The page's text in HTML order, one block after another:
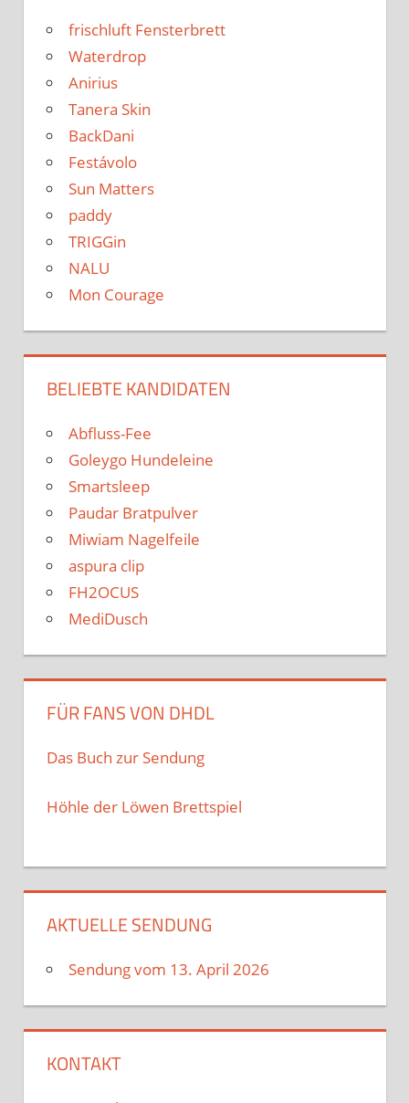
frischluft Fensterbrett
Waterdrop
Anirius
Tanera Skin
BackDani
Festávolo
Sun Matters
paddy
TRIGGin
NALU
Mon Courage
BELIEBTE KANDIDATEN
Abfluss-Fee
Goleygo Hundeleine
Smartsleep
Paudar Bratpulver
Miwiam Nagelfeile
aspura clip
FH2OCUS
MediDusch
FÜR FANS VON DHDL
Das Buch zur Sendung
Höhle der Löwen Brettspiel
AKTUELLE SENDUNG
Sendung vom 13. April 2026
KONTAKT